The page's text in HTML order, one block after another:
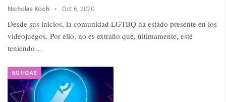
Nicholas Koch Oct 6, 2020
Desde sus inicios, la comunidad LGTBQ ha estado presente en los
videojuegos. Por ello, no es extraño que, últimamente, esté
teniendo…
NOTICIAS